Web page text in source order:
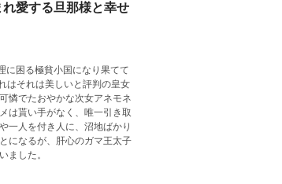
愛する旦那様と幸せ
に困る極貧小国になり果てて
憐でたおやかな次女アネモネ
になるが、肝心のガマ王太子
りがとうございました。